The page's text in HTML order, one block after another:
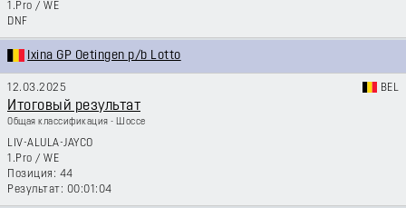
1.Pro / WE
DNF
Ixina GP Oetingen p/b Lotto
12.03.2025 BEL
Итоговый результат
Общая классификация - Шоссе
LIV-ALULA-JAYCO
1.Pro / WE
44
00:01:04